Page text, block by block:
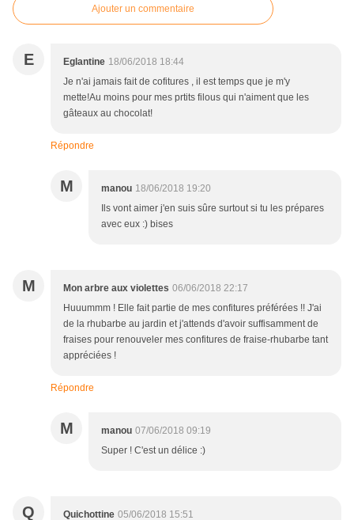
Ajouter un commentaire
E Eglantine 18/06/2018 18:44
Je n'ai jamais fait de cofitures , il est temps que je m'y
mette!Au moins pour mes prtits filous qui n'aiment que les
gâteaux au chocolat!
Répondre
M manou 18/06/2018 19:20
Ils vont aimer j'en suis sûre surtout si tu les prépares
avec eux :) bises
M Mon arbre aux violettes 06/06/2018 22:17
Huuummm ! Elle fait partie de mes confitures préférées !! J'ai
de la rhubarbe au jardin et j'attends d'avoir suffisamment de
fraises pour renouveler mes confitures de fraise-rhubarbe tant
appréciées !
Répondre
M manou 07/06/2018 09:19
Super ! C'est un délice :)
Q Quichottine 05/06/2018 15:51